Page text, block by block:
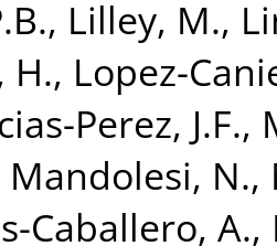
, Lilley, M.,
H., Lopez-
Perez, J.F.,
Mandolesi, N.,
Caballero, A.,